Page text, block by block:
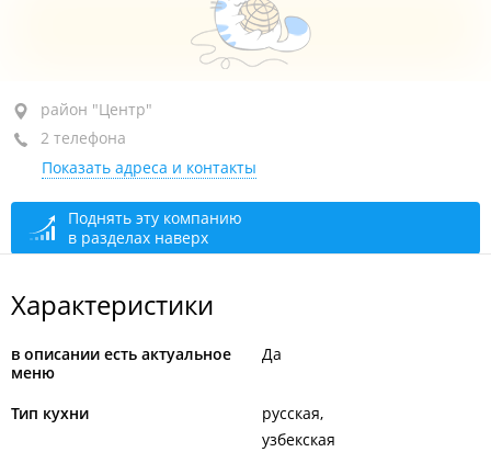
район "Центр", ул. Алеутская, 43
1-й этаж
+7 (423) 208-05-50
+7 984 198-05-50
закрыто, откроется в 09:00
район "Центр"
2 телефона
Показать адреса и контакты
Поднять эту компанию
в разделах наверх
Характеристики
в описании есть актуальное
меню
Да
Тип кухни
русская
узбекская